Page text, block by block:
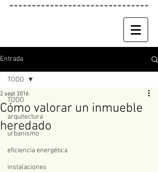
Entrada
TODO
arquitectura
urbanismo
eficiencia energética
instalaciones
TODO
Cómo valorar un inmueble
heredado
2 sept 2016